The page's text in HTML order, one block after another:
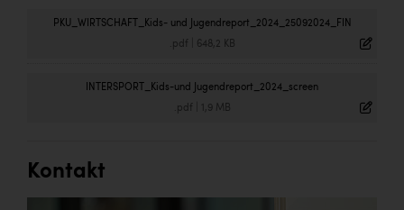
PKU_WIRTSCHAFT_Kids- und Jugendreport_2024_25092024_FIN
.pdf 648,2 KB
INTERSPORT_Kids-und Jugendreport_2024_screen
.pdf 1,9 MB
Kontakt